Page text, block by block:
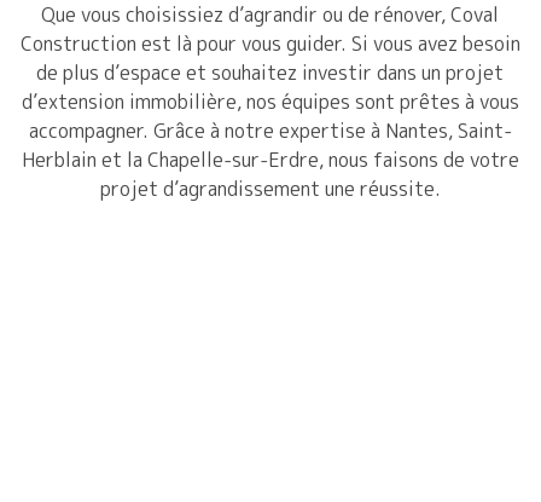
Que vous choisissiez d’agrandir ou de rénover, Coval
Construction est là pour vous guider. Si vous avez besoin
de plus d’espace et souhaitez investir dans un projet
d’extension immobilière, nos équipes sont prêtes à vous
accompagner. Grâce à notre expertise à Nantes, Saint-
Herblain et la Chapelle-sur-Erdre, nous faisons de votre
projet d’agrandissement une réussite.